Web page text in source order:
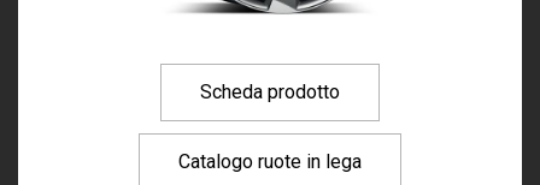
Scheda prodotto
Catalogo ruote in lega